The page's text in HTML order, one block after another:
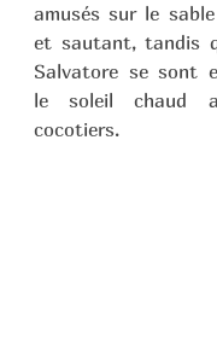
amusés sur le
et sautant, tandis
Salvatore se sont
le soleil chaud
cocotiers.